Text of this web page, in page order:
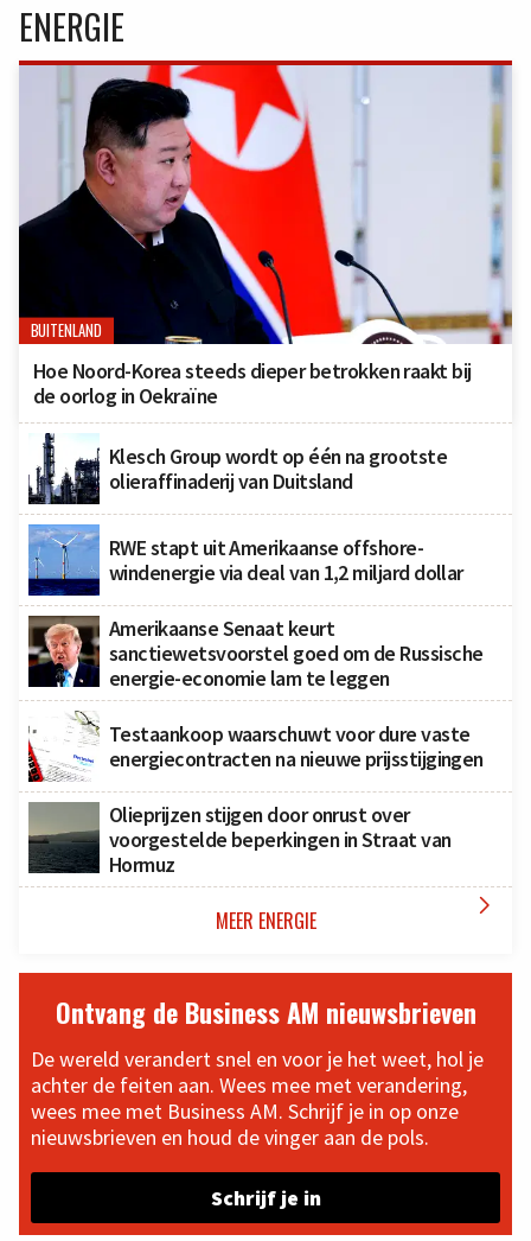
ENERGIE
BUITENLAND
Hoe Noord-Korea steeds dieper betrokken raakt bij
de oorlog in Oekraïne
Klesch Group wordt op één na grootste
olieraffinaderij van Duitsland
RWE stapt uit Amerikaanse offshore-
windenergie via deal van 1,2 miljard dollar
Amerikaanse Senaat keurt
sanctiewetsvoorstel goed om de Russische
energie-economie lam te leggen
Testaankoop waarschuwt voor dure vaste
energiecontracten na nieuwe prijsstijgingen
Olieprijzen stijgen door onrust over
voorgestelde beperkingen in Straat van
Hormuz
MEER ENERGIE 
Ontvang de Business AM nieuwsbrieven
De wereld verandert snel en voor je het weet, hol je
achter de feiten aan. Wees mee met verandering,
wees mee met Business AM. Schrijf je in op onze
nieuwsbrieven en houd de vinger aan de pols.
Schrijf je in